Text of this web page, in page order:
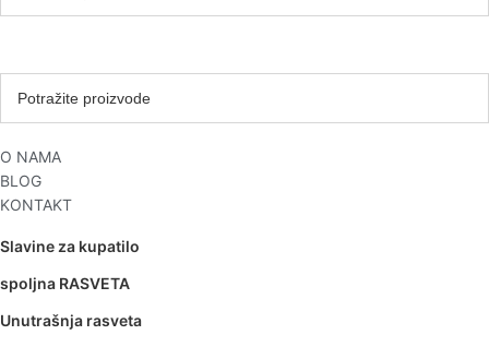
O NAMA
BLOG
KONTAKT
Slavine za kupatilo
spoljna RASVETA
Unutrašnja rasveta